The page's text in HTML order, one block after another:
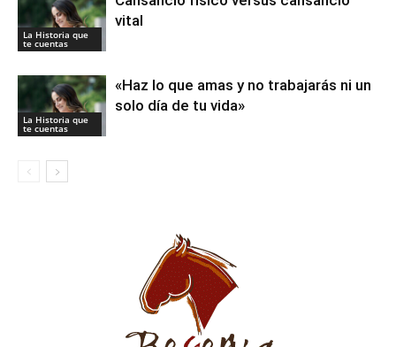
La Historia que
te cuentas
vital
La Historia que
te cuentas
«Haz lo que amas y no trabajarás ni un
solo día de tu vida»